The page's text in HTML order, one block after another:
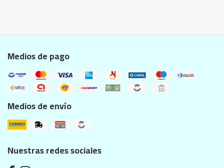
Medios de pago
Medios de envío
Nuestras redes sociales